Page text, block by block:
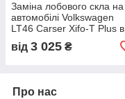
Заміна лобового скла на
автомобілі Volkswagen
LT46 Carser Xifo-T Plus в
Нікополі, Києві, Дніпрі
від 3 025 ₴
Про нас